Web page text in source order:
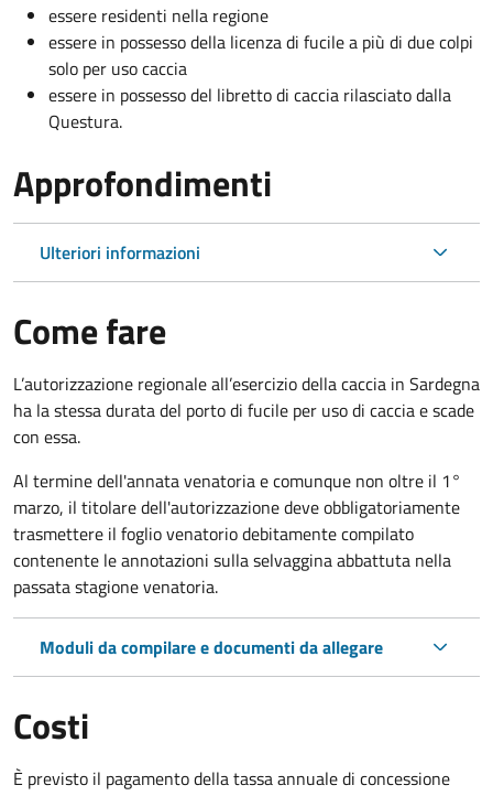
essere residenti nella regione
essere in possesso della licenza di fucile a più di due colpi
solo per uso caccia
essere in possesso del libretto di caccia rilasciato dalla
Questura.
Approfondimenti
Ulteriori informazioni
Come fare
L’autorizzazione regionale all’esercizio della caccia in Sardegna
ha la stessa durata del porto di fucile per uso di caccia e scade
con essa.
Al termine dell'annata venatoria e comunque non oltre il 1°
marzo, il titolare dell'autorizzazione deve obbligatoriamente
trasmettere il foglio venatorio debitamente compilato
contenente le annotazioni sulla selvaggina abbattuta nella
passata stagione venatoria.
Moduli da compilare e documenti da allegare
Costi
È previsto il pagamento della tassa annuale di concessione